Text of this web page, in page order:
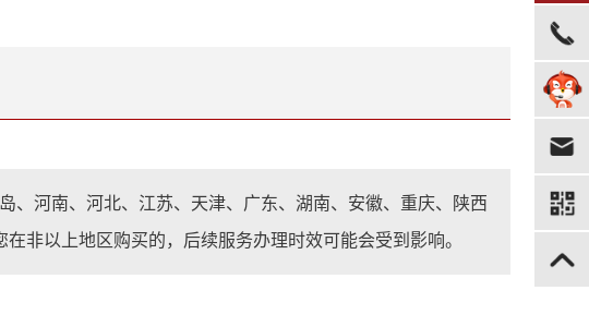
、河南、河北、江苏、天津、广东、湖南、安徽、重庆、陕西
非以上地区购买的，后续服务办理时效可能会受到影响。